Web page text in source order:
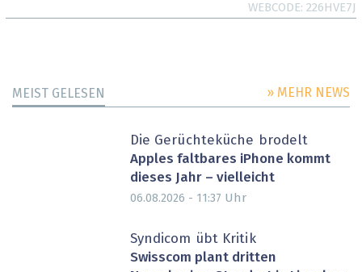
WEBCODE 226HVE7J
MEIST GELESEN » MEHR NEWS
Die Gerüchteküche brodelt
Apples faltbares iPhone kommt
dieses Jahr – vielleicht
06.08.2026 - 11:37 Uhr
Syndicom übt Kritik
Swisscom plant dritten